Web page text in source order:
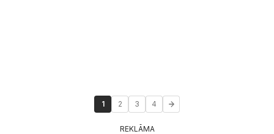
1 2 3 4
REKLĀMA